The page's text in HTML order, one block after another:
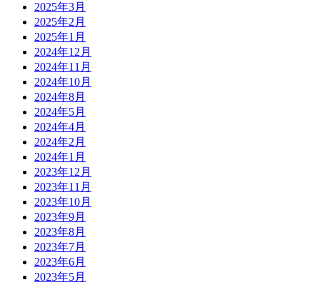
2025年3月
2025年2月
2025年1月
2024年12月
2024年11月
2024年10月
2024年8月
2024年5月
2024年4月
2024年2月
2024年1月
2023年12月
2023年11月
2023年10月
2023年9月
2023年8月
2023年7月
2023年6月
2023年5月